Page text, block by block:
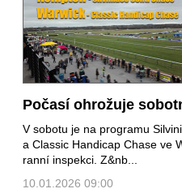
Počasí ohrožuje
V sobotu je na programu
a Classic Handicap Chase ve
ranní inspekci. Z&nb...
10.01.2026 09:00